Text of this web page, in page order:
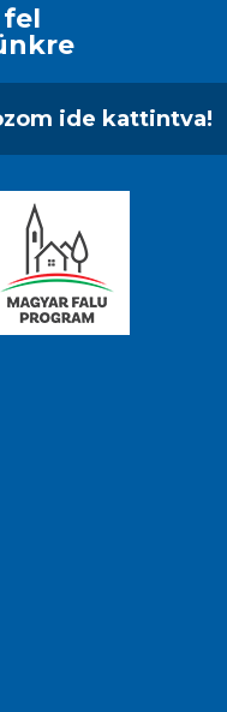
ide kattintva!